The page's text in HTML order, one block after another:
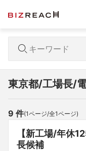
東京都/工場長/
9 件(1ページ/全1ページ)
【新工場/年休
長候補